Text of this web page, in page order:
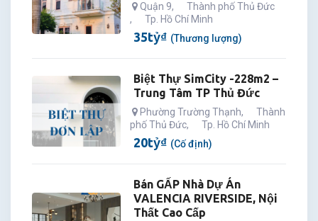
Quận 9,
Thành phố Thủ Đức
,
Tp. Hồ Chí Minh
35tỷ₫ (Thương lượng)
Biệt Thự SimCity -228m2 –
Trung Tâm TP Thủ Đức
Phường Trường Thạnh,
Thành
phố Thủ Đức, Tp. Hồ Chí Minh
20tỷ₫ (Cố định)
Bán GẤP Nhà Dự Án
VALENCIA RIVERSIDE, Nội
Thất Cao Cấp